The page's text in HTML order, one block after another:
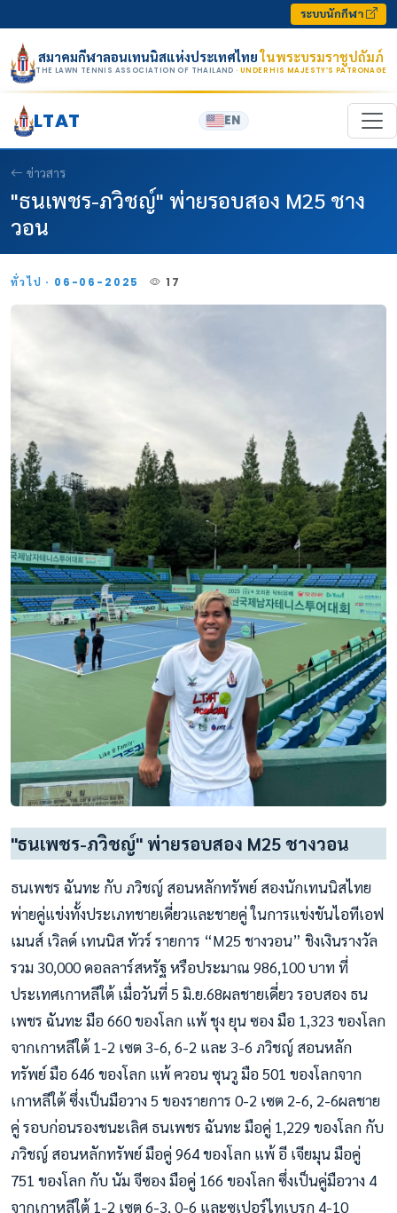
ระบบนักกีฬา
สมาคมกีฬาลอนเทนนิสแห่งประเทศไทยในพระบรมราชูปถัมภ์
THE LAWN TENNIS ASSOCIATION OF THAILAND · UNDER HIS MAJESTY’S PATRONAGE
LTAT EN
ข่าวสาร
"ธนเพชร-ภวิชญ์" พ่ายรอบสอง M25 ชาง
วอน
ทั่วไป · 06-06-2025 17
"ธนเพชร-ภวิชญ์" พ่ายรอบสอง M25 ชางวอน
ธนเพชร ฉันทะ กับ ภวิชญ์ สอนหลักทรัพย์ สองนักเทนนิสไทย
พ่ายคู่แข่งทั้งประเภทชายเดี่ยวและชายคู่ ในการแข่งขันไอทีเอฟ
เมนส์ เวิลด์ เทนนิส ทัวร์ รายการ “M25 ชางวอน” ชิงเงินรางวัล
รวม 30,000 ดอลลาร์สหรัฐ หรือประมาณ 986,100 บาท ที่
ประเทศเกาหลีใต้ เมื่อวันที่ 5 มิ.ย.68ผลชายเดี่ยว รอบสอง ธน
เพชร ฉันทะ มือ 660 ของโลก แพ้ ชุง ยุน ซอง มือ 1,323 ของโลก
จากเกาหลีใต้ 1-2 เซต 3-6, 6-2 และ 3-6 ภวิชญ์ สอนหลัก
ทรัพย์ มือ 646 ของโลก แพ้ ควอน ซุนวู มือ 501 ของโลกจาก
เกาหลีใต้ ซึ่งเป็นมือวาง 5 ของรายการ 0-2 เซต 2-6, 2-6ผลชาย
คู่ รอบก่อนรองชนะเลิศ ธนเพชร ฉันทะ มือคู่ 1,229 ของโลก กับ
ภวิชญ์ สอนหลักทรัพย์ มือคู่ 964 ของโลก แพ้ อี เจียมุน มือคู่
751 ของโลก กับ นัม จีซอง มือคู่ 166 ของโลก ซึ่งเป็นคู่มือวาง 4
จากเกาหลีใต้ 1-2 เซต 6-3, 0-6 และซูเปอร์ไทเบรก 4-10